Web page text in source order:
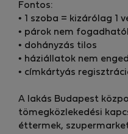
Fontos:
• 1 szoba = kizárólag 1
• párok nem
• dohányzás tilos
• háziállatok nem
• címkártyás
A lakás Budapest
tömegközlekedési
éttermek,